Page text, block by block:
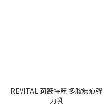
REVITAL 莉薇特麗 多胺無痕彈
力乳